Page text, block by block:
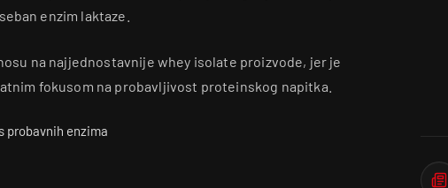
enzim laktaze.
na najjednostavnije whey isolate proizvode, jer je
fokusom na probavljivost proteinskog napitka.
probavnih enzima